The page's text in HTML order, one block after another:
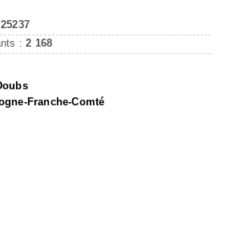
25237
:2 168
Franche-Comté